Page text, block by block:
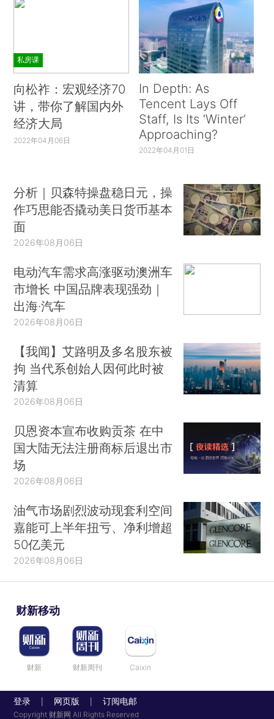
私房课
向松祚：宏观经济70
讲，带你了解国内外
经济大局
2022年04月06日
In Depth: As
Tencent Lays Off
Staff, Is Its ‘Winter’
Approaching?
2022年04月01日
分析｜贝森特操盘稳日元，操
作巧思能否撬动美日货币基本
面
2026年08月06日
电动汽车需求高涨驱动澳洲车
市增长 中国品牌表现强劲｜
出海·汽车
2026年08月06日
【我闻】艾路明及多名股东被
拘 当代系创始人因何此时被
清算
2026年08月06日
贝恩资本宣布收购贡茶 在中
国大陆无法注册商标后退出市
场
2026年08月06日
油气市场剧烈波动现套利空间
嘉能可上半年扭亏、净利增超
50亿美元
2026年08月06日
财新移动
财新 财新周刊 Caixin
登录 网页版 订阅电邮
Copyright 财新网 All Rights Reserved